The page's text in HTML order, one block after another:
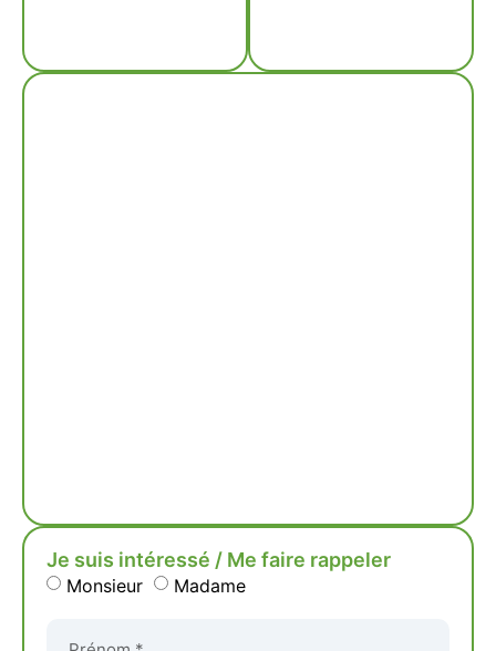
Je suis intéressé / Me faire rappeler
Monsieur Madame